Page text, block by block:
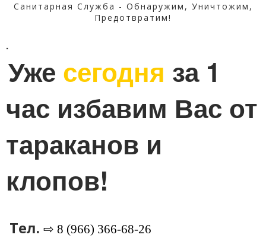
Санитарная Служба - Обнаружим, Уничтожим,
Предотвратим!
.
Уже сегодня за 1
час избавим Вас от
тараканов и
клопов!
Тел. ⇨ 8 (966) 366-68-26